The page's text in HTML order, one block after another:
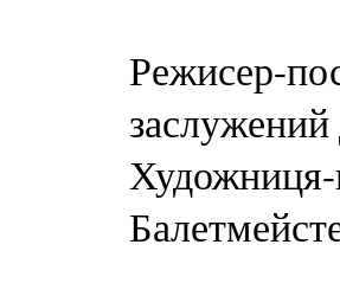
Режисер-
Художниця-